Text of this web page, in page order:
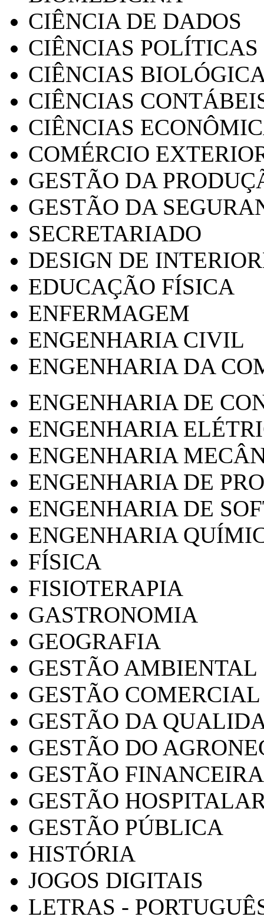
CIÊNCIA DE DADOS
CIÊNCIAS POLÍTICAS
CIÊNCIAS
CIÊNCIAS
CIÊNCIAS
COMÉRCIO
GESTÃO DA
GESTÃO DA
SECRETARIADO
DESIGN DE
EDUCAÇÃO FÍSICA
ENFERMAGEM
ENGENHARIA CIVIL
ENGENHARIA DA
ENGENHARIA DE
ENGENHARIA
ENGENHARIA
ENGENHARIA DE
ENGENHARIA DE
ENGENHARIA
FÍSICA
FISIOTERAPIA
GASTRONOMIA
GEOGRAFIA
GESTÃO AMBIENTAL
GESTÃO COMERCIAL
GESTÃO DA
GESTÃO DO
GESTÃO FINANCEIRA
GESTÃO
GESTÃO PÚBLICA
HISTÓRIA
JOGOS DIGITAIS
LETRAS -